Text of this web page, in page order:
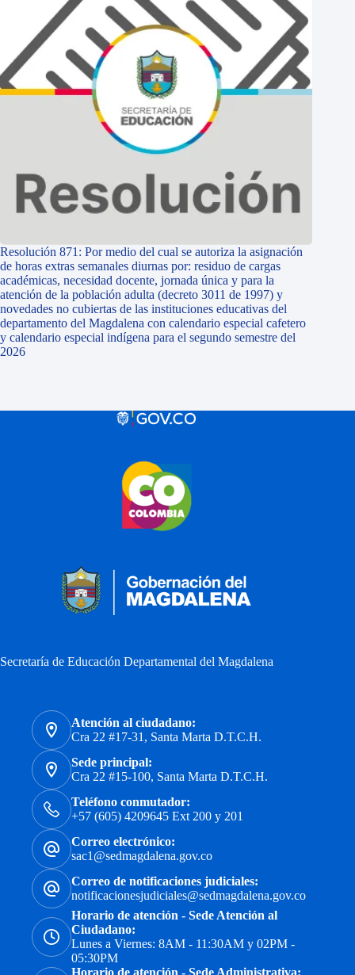
Resolución 871: Por medio del cual se autoriza la asignación
de horas extras semanales diurnas por: residuo de cargas
académicas, necesidad docente, jornada única y para la
atención de la población adulta (decreto 3011 de 1997) y
novedades no cubiertas de las instituciones educativas del
departamento del Magdalena con calendario especial cafetero
y calendario especial indígena para el segundo semestre del
2026
Secretaría de Educación Departamental del Magdalena
Atención al ciudadano:
Cra 22 #17-31, Santa Marta D.T.C.H.
Sede principal:
Cra 22 #15-100, Santa Marta D.T.C.H.
Teléfono conmutador:
+57 (605) 4209645 Ext 200 y 201
Correo electrónico:
sac1@sedmagdalena.gov.co
Correo de notificaciones judiciales:
notificacionesjudiciales@sedmagdalena.gov.co
Horario de atención - Sede Atención al
Ciudadano:
Lunes a Viernes: 8AM - 11:30AM y 02PM -
05:30PM
Horario de atención - Sede Administrativa: